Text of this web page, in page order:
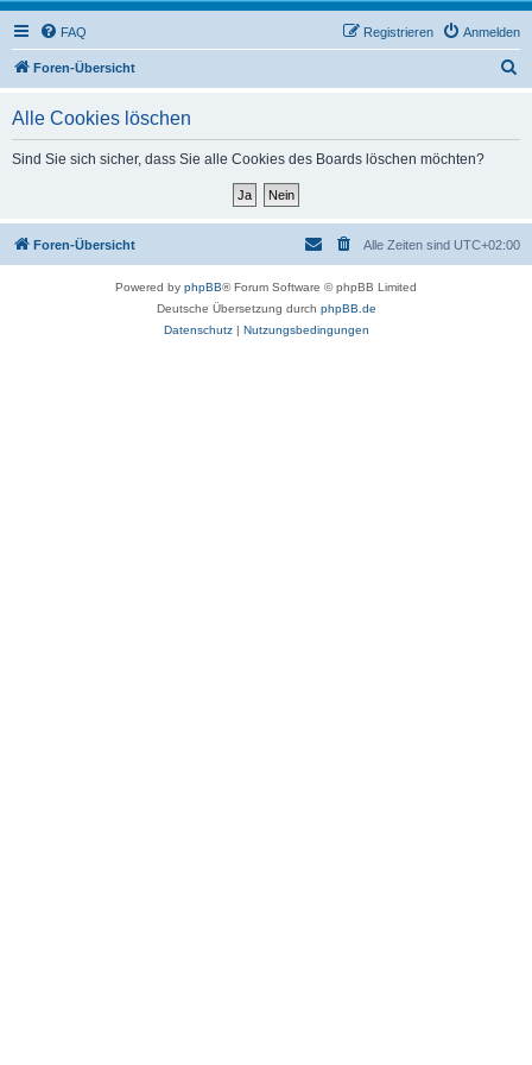
FAQ Anmelden
Registrieren
Foren-Übersicht
Alle Cookies löschen
Sind Sie sich sicher, dass Sie alle Cookies des Boards löschen möchten?
Foren-Übersicht Alle Zeiten sind UTC+02:00
Powered by phpBB® Forum Software © phpBB Limited
Deutsche Übersetzung durch phpBB.de
Datenschutz| Nutzungsbedingungen